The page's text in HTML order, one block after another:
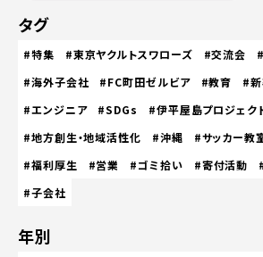
タグ
#特集 #東京ヤクルトスワローズ #交流会
#海外子会社
#FC町田ゼルビア #教育 #
#エンジニア
#SDGs
#伊平屋島プロジェク
#地方創生・地域活性化
#沖縄 #サッカー教
#福利厚生
#営業 #ゴミ拾い #寄付活動
#子会社
年別